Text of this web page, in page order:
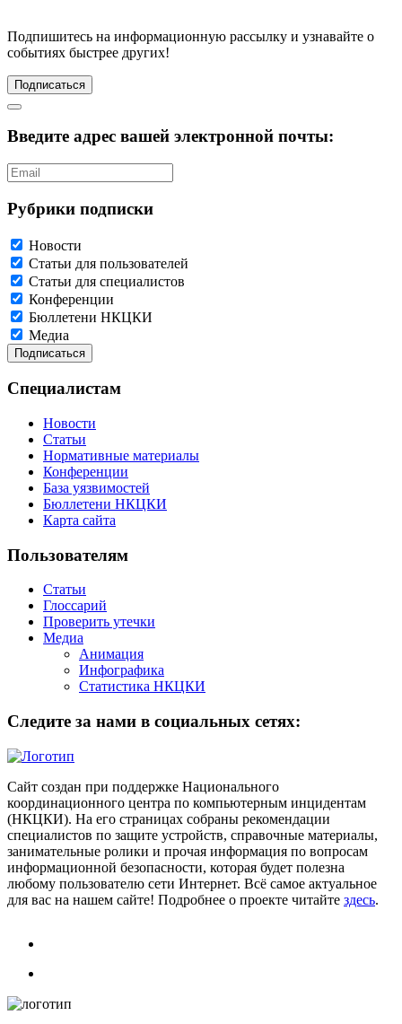
Подпишитесь на информационную рассылку и узнавайте о
событиях быстрее других!
Подписаться
Введите адрес вашей электронной почты:
Рубрики подписки
Новости
Статьи для пользователей
Статьи для специалистов
Конференции
Бюллетени НКЦКИ
Медиа
Специалистам
Новости
Статьи
Нормативные материалы
Конференции
База уязвимостей
Бюллетени НКЦКИ
Карта сайта
Пользователям
Статьи
Глоссарий
Проверить утечки
Медиа
Анимация
Инфографика
Статистика НКЦКИ
Следите за нами в социальных сетях:
Сайт создан при поддержке Национального
координационного центра по компьютерным инцидентам
(НКЦКИ). На его страницах собраны рекомендации
специалистов по защите устройств, справочные материалы,
занимательные ролики и прочая информация по вопросам
информационной безопасности, которая будет полезна
любому пользователю сети Интернет. Всё самое актуальное
для вас на нашем сайте! Подробнее о проекте читайте здесь.